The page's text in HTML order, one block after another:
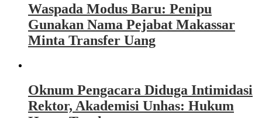
Waspada Modus Baru: Penipu
Gunakan Nama Pejabat Makassar
Minta Transfer Uang
Oknum Pengacara Diduga Intimidasi
Rektor, Akademisi Unhas: Hukum